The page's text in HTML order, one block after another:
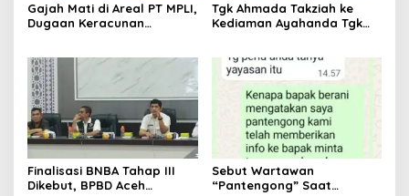
Gajah Mati di Areal PT MPLI,
Dugaan Keracunan
Tgk Ahmada Takziah ke
Kediaman Ayahanda Tgk
Finalisasi BNBA Tahap III
Dikebut, BPBD Aceh
Sebut Wartawan
“Pantengong” Saat